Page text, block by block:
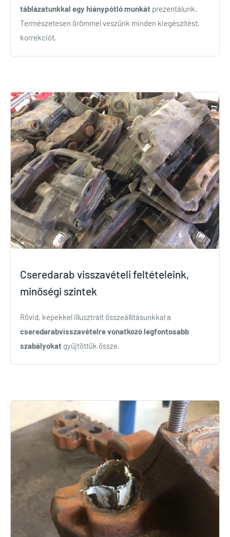
táblázatunkkal egy hiánypótló munkát prezentálunk.
Természetesen örömmel veszünk minden kiegészítést,
korrekciót.
Cseredarab visszavételi feltételeink,
minőségi szintek
Rövid, képekkel illusztrált összeállításunkkal a
cseredarabvisszavételre vonatkozó legfontosabb
szabályokat gyűjtöttük össze.